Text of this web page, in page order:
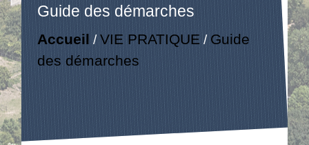
Guide des démarches
Accueil /VIE PRATIQUE / Guide
des démarches